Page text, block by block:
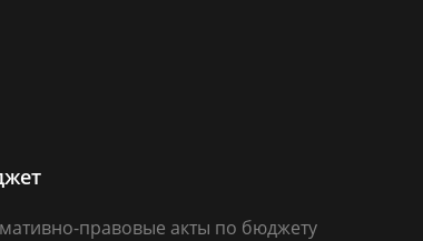
правовые акты по бюджету